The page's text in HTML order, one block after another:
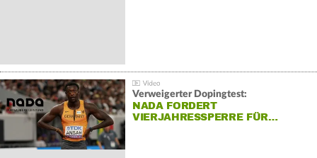
Verweigerter Dopingtest:
NADA FORDERT
VIERJAHRESSPERRE FÜR…